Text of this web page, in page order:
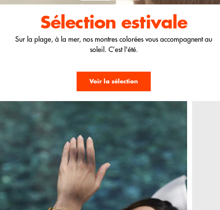
Sélectionestivale
Sur la plage, à la mer, nos montres colorées vous accompagnent au
soleil. C’est l'été.
Voir la sélection